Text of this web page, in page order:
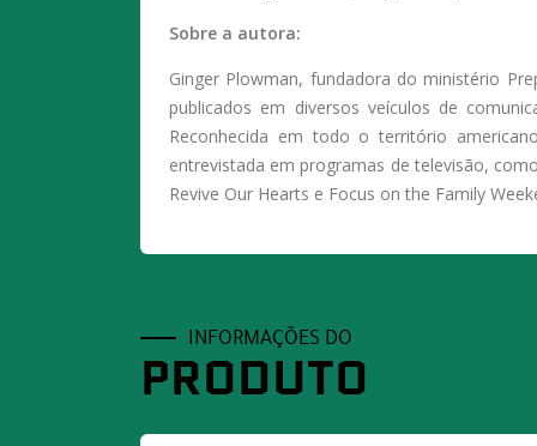
Sobre a autora:
Ginger Plowman, fundadora do ministério
publicados em diversos veículos de
Reconhecida em todo o território
entrevistada em programas de televisão,
Revive Our Hearts e Focus on the Family
INFORMAÇÕES DO
PRODUTO